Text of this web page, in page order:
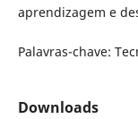
aprendizagem e
Palavras-chave:
Downloads